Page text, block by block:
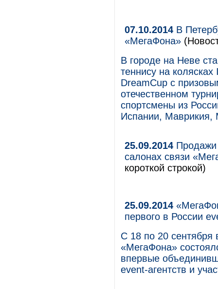
07.10.2014 В
«МегаФона»
В городе на Неве
теннису на
DreamCup с
отечественном
спортсмены из
Испании, Маврикия,
25.09.2014 Продажи
салонах связи
короткой строкой)
25.09.2014
первого в России
С 18 по 20 сентября
«МегаФона»
впервые
event-агентств и